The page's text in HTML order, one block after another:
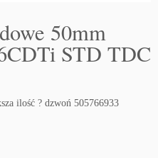
50mm
STD TDC
ilość ? dzwoń 505766933